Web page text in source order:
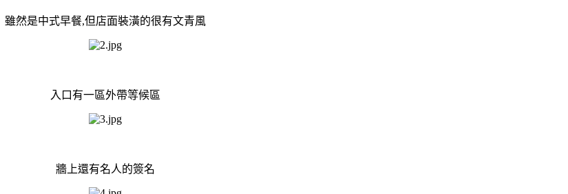
雖然是中式早餐,但店面裝潢的很有文青風
入口有一區外帶等候區
牆上還有名人的簽名